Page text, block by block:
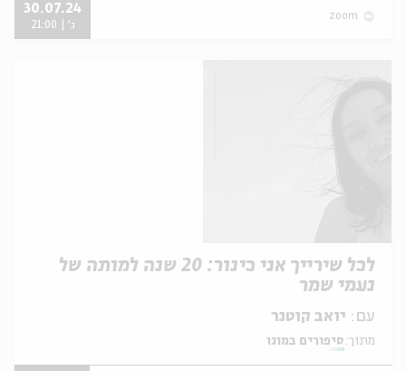
zoom
30.07.24
ג' | 21:00
לכל שירייך אני כינור: 20 שנה למותה של
נעמי שמר
עם:
מתוך: סיפורים במונו